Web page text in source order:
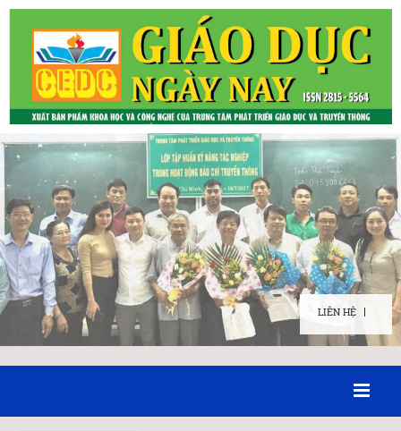
LIÊN HỆ